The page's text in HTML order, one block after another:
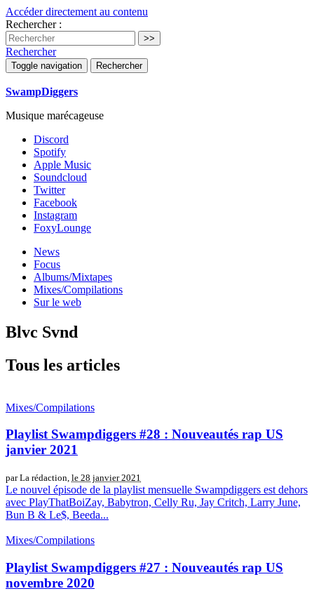
Accéder directement au contenu
Rechercher :
Rechercher
Toggle navigation Rechercher
SwampDiggers
Musique marécageuse
Discord
Spotify
Apple Music
Soundcloud
Twitter
Facebook
Instagram
FoxyLounge
News
Focus
Albums/Mixtapes
Mixes/Compilations
Sur le web
Blvc Svnd
Tous les articles
Mixes/Compilations
Playlist Swampdiggers #28 : Nouveautés rap US
janvier 2021
par La rédaction, le 28 janvier 2021
Le nouvel épisode de la playlist mensuelle Swampdiggers est dehors
avec PlayThatBoiZay, Babytron, Celly Ru, Jay Critch, Larry June,
Bun B & Le$, Beeda...
Mixes/Compilations
Playlist Swampdiggers #27 : Nouveautés rap US
novembre 2020